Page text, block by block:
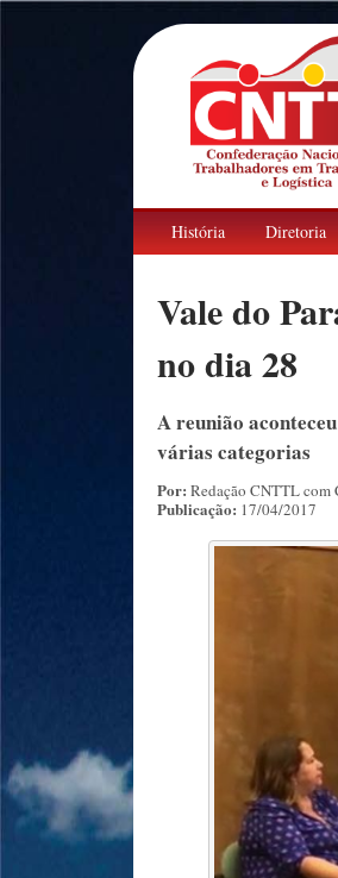
História Diretoria
Vale do
no dia 28
A reunião
várias categorias
Por: Redação CNTTL com
Publicação: 17/04/2017